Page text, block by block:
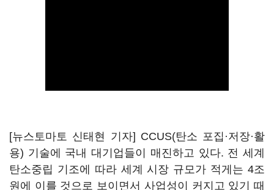
[뉴스토마토 신태현 기자] CCUS(탄소 포집·저장·활
용) 기술에 국내 대기업들이 매진하고 있다. 전 세계
탄소중립 기조에 따라 세계 시장 규모가 적게는 4조
원에 이를 것으로 보이면서 사업성이 커지고 있기 때